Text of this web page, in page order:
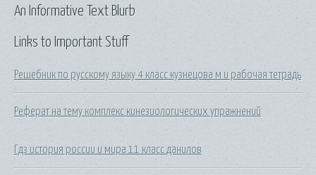
Links to Important Stuff
Решебник по русскому языку 4 класс кузнецова м и рабочая тетрадь
Реферат на тему комплекс кинезиологических упражнений
Гдз история россии и мира 11 класс данилов
An Informative Text Blurb